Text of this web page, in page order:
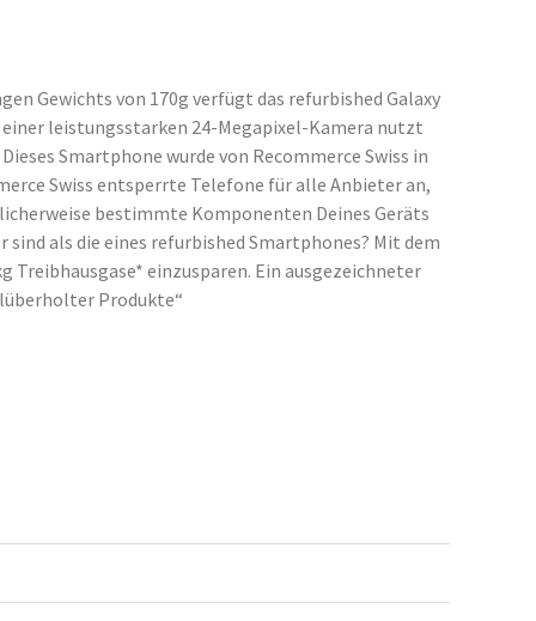
Gewichts von 170g verfügt das refurbished Galaxy
einer leistungsstarken 24-Megapixel-Kamera nutzt
Smartphone wurde von Recommerce Swiss in
Swiss entsperrte Telefone für alle Anbieter an,
bestimmte Komponenten Deines Geräts
als die eines refurbished Smartphones? Mit dem
Treibhausgase* einzusparen. Ein ausgezeichneter
Produkte“